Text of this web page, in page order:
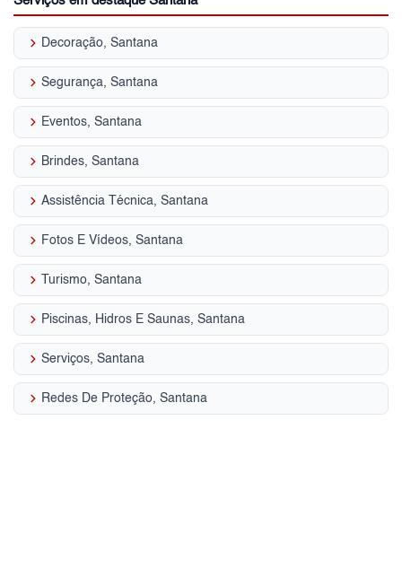
keyboard_arrow_right Decoração, Santana
keyboard_arrow_right Segurança, Santana
keyboard_arrow_right Eventos, Santana
keyboard_arrow_right Brindes, Santana
keyboard_arrow_right Assistência Técnica, Santana
keyboard_arrow_right Fotos E Vídeos, Santana
keyboard_arrow_right Turismo, Santana
keyboard_arrow_right Piscinas, Hidros E Saunas, Santana
keyboard_arrow_right Serviços, Santana
keyboard_arrow_right Redes De Proteção, Santana